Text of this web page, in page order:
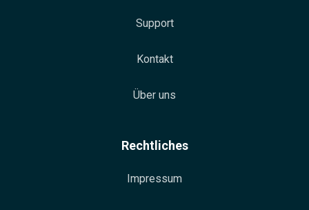
Support
Kontakt
Über uns
Rechtliches
Impressum